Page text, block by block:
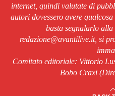
internet, quindi valutate di
autori dovessero avere
basta segnalarlo
redazione@avantilive.it, si
Comitato editoriale: Vittorio
Bobo Craxi